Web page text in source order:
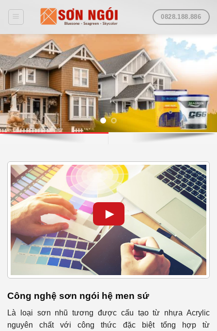
0828.188.886
►
Công nghệ sơn ngói hệ men sứ
Là loại sơn nhũ tương được cấu tạo từ nhựa Acrylic
nguyên chất với công thức đặc biệt tổng hợp từ